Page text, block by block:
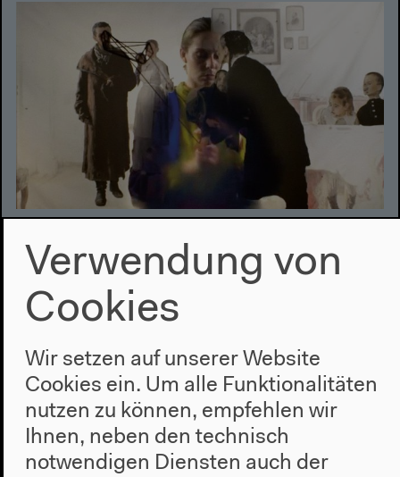
Nervöse Systeme
Nervöse Systeme
Quantifiziertes Leben und die soziale Frage
11.3.–9.5.2016
Verwendung von
Cookies
Wir setzen auf unserer Website
Cookies ein. Um alle Funktionalitäten
nutzen zu können, empfehlen wir
Ihnen, neben den technisch
notwendigen Diensten auch der